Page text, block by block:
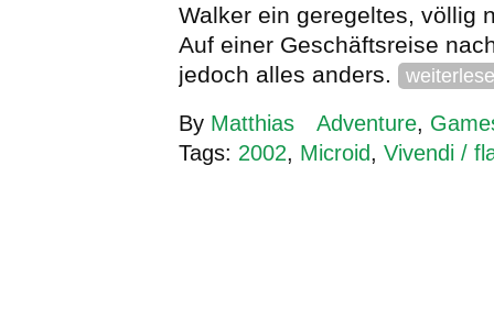
Walker ein geregeltes, völlig
Auf einer Geschäftsreise
jedoch alles anders.
By Matthias Adventure,
Tags: 2002, Microid, Vivendi /